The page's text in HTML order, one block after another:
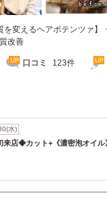
を変えるヘアポテンツァ】
改善
口コミ 123件
水)
店◆カット+《濃密泡オイル